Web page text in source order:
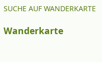
SUCHE AUF WANDERKARTE
Wanderkarte